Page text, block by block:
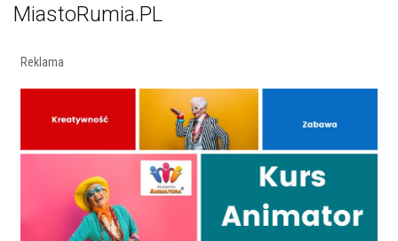
MiastoRumia.PL
Reklama